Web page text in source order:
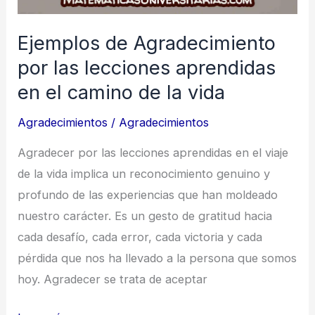
Ejemplos de Agradecimiento
por las lecciones aprendidas
en el camino de la vida
Agradecimientos / Agradecimientos
Agradecer por las lecciones aprendidas en el viaje
de la vida implica un reconocimiento genuino y
profundo de las experiencias que han moldeado
nuestro carácter. Es un gesto de gratitud hacia
cada desafío, cada error, cada victoria y cada
pérdida que nos ha llevado a la persona que somos
hoy. Agradecer se trata de aceptar